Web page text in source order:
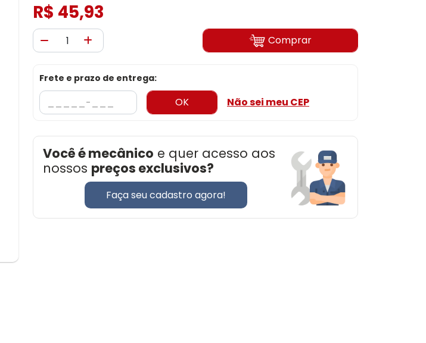
R$ 45,93
Comprar
Frete e prazo de entrega:
OK Não sei meu CEP
Você é mecânico e quer acesso aos
nossos preços exclusivos?
Faça seu cadastro agora!